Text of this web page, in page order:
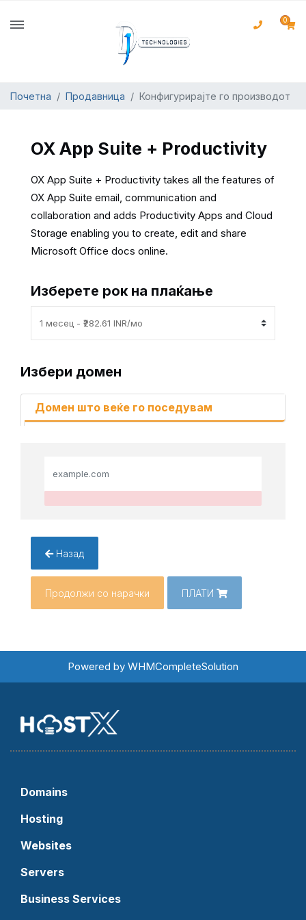
0
Почетна Продавница Конфигурирајте го производот
OX App Suite + Productivity
OX App Suite + Productivity takes all the features of
OX App Suite email, communication and
collaboration and adds Productivity Apps and Cloud
Storage enabling you to create, edit and share
Microsoft Office docs online.
Изберете рок на плаќање
Избери домен
Домен што веќе го поседувам
Назад
Продолжи со нарачки ПЛАТИ
Powered by WHMCompleteSolution
Domains
Hosting
Websites
Servers
Business Services